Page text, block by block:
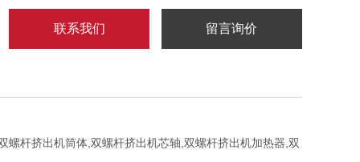
联系我们 留言询价
杆挤出机筒体,双螺杆挤出机芯轴,双螺杆挤出机加热器,双